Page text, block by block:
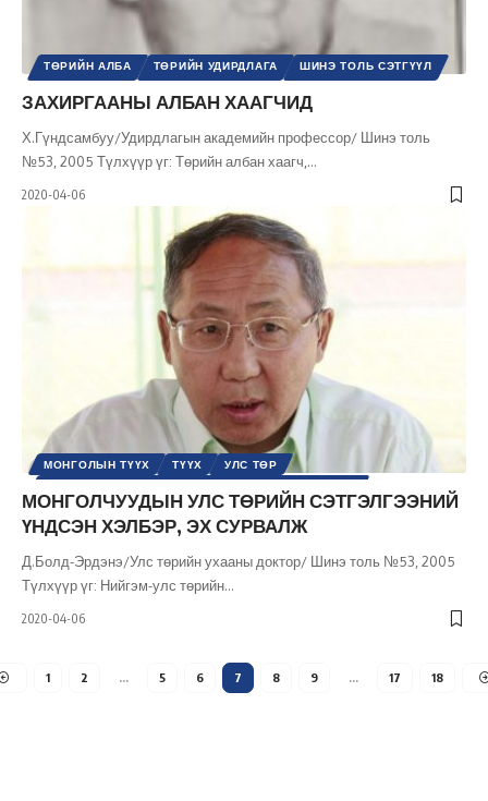
ТӨРИЙН АЛБА ТӨРИЙН УДИРДЛАГА ШИНЭ ТОЛЬ СЭТГҮҮЛ
ЗАХИРГААНЫ АЛБАН ХААГЧИД
Х.Гүндсамбуу/Удирдлагын академийн профессор/ Шинэ толь
№53, 2005 Түлхүүр үг: Төрийн албан хаагч, …
2020-04-06
МОНГОЛЫН ТҮҮХ ТҮҮХ
УЛС ТӨР
ШИНЭ ТОЛЬ СЭТГҮҮЛ
МОНГОЛЧУУДЫН УЛС ТӨРИЙН СЭТГЭЛГЭЭНИЙ
ҮНДСЭН ХЭЛБЭР, ЭХ СУРВАЛЖ
Д.Болд-Эрдэнэ/Улс төрийн ухааны доктор/ Шинэ толь №53, 2005
Түлхүүр үг: Нийгэм-улс төрийн…
2020-04-06
1 2 … 5 6 7 8 9 … 17 18